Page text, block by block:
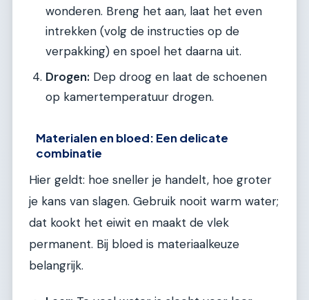
wonderen. Breng het aan, laat het even
intrekken (volg de instructies op de
verpakking) en spoel het daarna uit.
Drogen: Dep droog en laat de schoenen
op kamertemperatuur drogen.
Materialen en bloed: Een delicate
combinatie
Hier geldt: hoe sneller je handelt, hoe groter
je kans van slagen. Gebruik nooit warm water;
dat kookt het eiwit en maakt de vlek
permanent. Bij bloed is materiaalkeuze
belangrijk.